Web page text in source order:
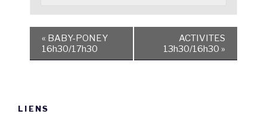
« BABY-PONEY
16h30/17h30
ACTIVITES
13h30/16h30 »
LIENS